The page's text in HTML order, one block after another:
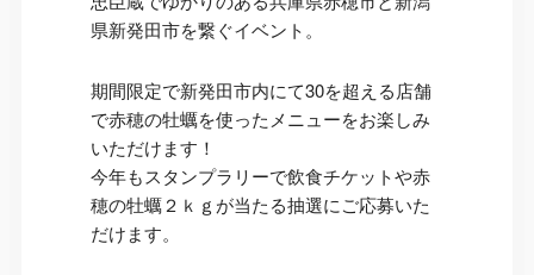
県新発田市を繋ぐイベント。
期間限定で新発田市内にて30を超える店舗
で赤穂の牡蠣を使ったメニューをお楽しみ
いただけます！
今年もスタンプラリーで飲食チケットや赤
穂の牡蠣２ｋｇが当たる抽選にご応募いた
だけます。